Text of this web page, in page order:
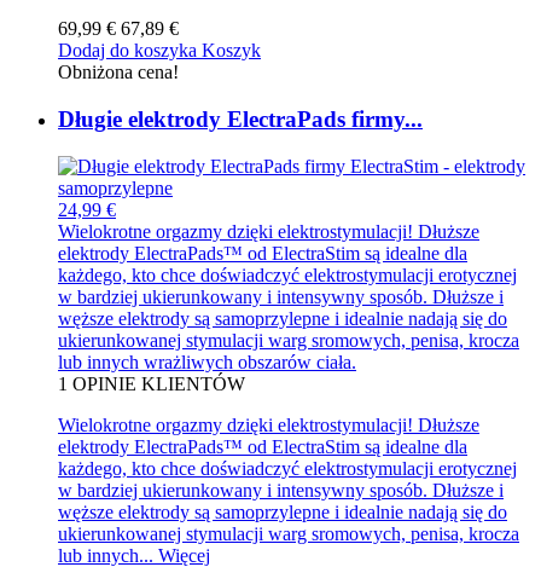
69,99 € 67,89 €
Dodaj do koszyka Koszyk
Obniżona cena!
Długie elektrody ElectraPads firmy...
24,99 €
Wielokrotne orgazmy dzięki elektrostymulacji! Dłuższe
elektrody ElectraPads™ od ElectraStim są idealne dla
każdego, kto chce doświadczyć elektrostymulacji erotycznej
w bardziej ukierunkowany i intensywny sposób. Dłuższe i
węższe elektrody są samoprzylepne i idealnie nadają się do
ukierunkowanej stymulacji warg sromowych, penisa, krocza
lub innych wrażliwych obszarów ciała.
1 OPINIE KLIENTÓW
Wielokrotne orgazmy dzięki elektrostymulacji! Dłuższe
elektrody ElectraPads™ od ElectraStim są idealne dla
każdego, kto chce doświadczyć elektrostymulacji erotycznej
w bardziej ukierunkowany i intensywny sposób. Dłuższe i
węższe elektrody są samoprzylepne i idealnie nadają się do
ukierunkowanej stymulacji warg sromowych, penisa, krocza
lub innych... Więcej